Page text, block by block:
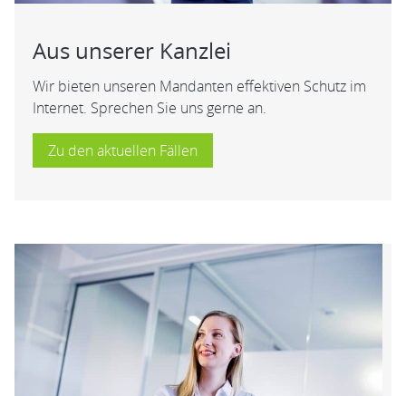
Aus unserer Kanzlei
Wir bieten unseren Mandanten effektiven Schutz im
Internet. Sprechen Sie uns gerne an.
Zu den aktuellen Fällen